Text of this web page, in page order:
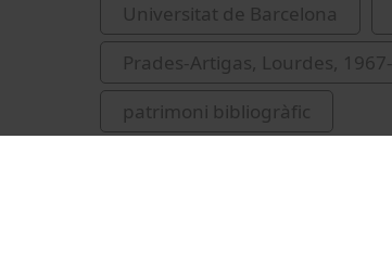
Universitat de Barcelona
Prades-Artigas, Lourdes, 1967-
patrimoni bibliogràfic